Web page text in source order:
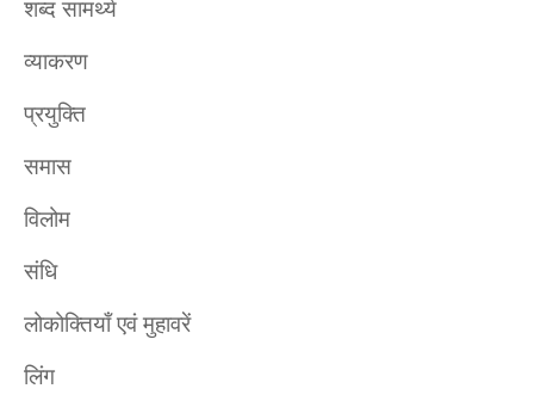
शब्द सामर्थ्य
व्याकरण
प्रयुक्ति
समास
विलोम
संधि
लोकोक्तियाँ एवं मुहावरें
लिंग